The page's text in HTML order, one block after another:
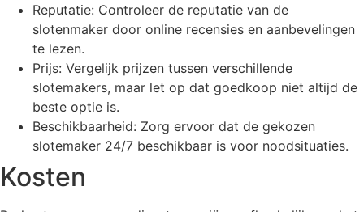
Reputatie: Controleer de reputatie van de
slotenmaker door online recensies en aanbevelingen
te lezen.
Prijs: Vergelijk prijzen tussen verschillende
slotemakers, maar let op dat goedkoop niet altijd de
beste optie is.
Beschikbaarheid: Zorg ervoor dat de gekozen
slotemaker 24/7 beschikbaar is voor noodsituaties.
Kosten